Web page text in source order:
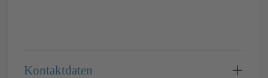
Kontaktdaten